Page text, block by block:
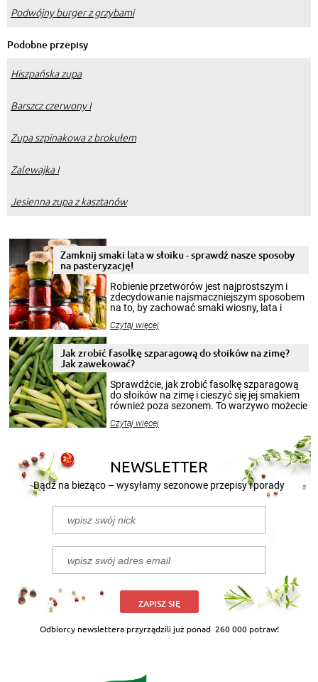
Podwójny burger z grzybami
Podobne przepisy
Hiszpańska zupa
Barszcz czerwony I
Zupa szpinakowa z brokułem
Zalewajka I
Jesienna zupa z kasztanów
Zamknij smaki lata w słoiku - sprawdź nasze sposoby
na pasteryzację!
Robienie przetworów jest najprostszym i
zdecydowanie najsmaczniejszym sposobem
na to, by zachować smaki wiosny, lata i
krajobrazów, by cieszyć nimi oko w sezonie
pełni poczuć atmosferę cieplejszych
miesięcy. Przygotowanie słoików ze
patenty, które pozwolą zachować świeżość
przetworów.
Czytaj więcej
Jak zrobić fasolkę szparagową do słoików na zimę?
Jak zawekować?
Sprawdźcie, jak zrobić fasolkę szparagową
do słoików na zimę i cieszyć się jej smakiem
również poza sezonem. To warzywo możecie
nasze propozycje!
Czytaj więcej
NEWSLETTER
Bądź na bieżąco – wysyłamy sezonowe przepisy i porady
ZAPISZ SIĘ
Odbiorcy newslettera przyrządzili już ponad 260 000 potraw!